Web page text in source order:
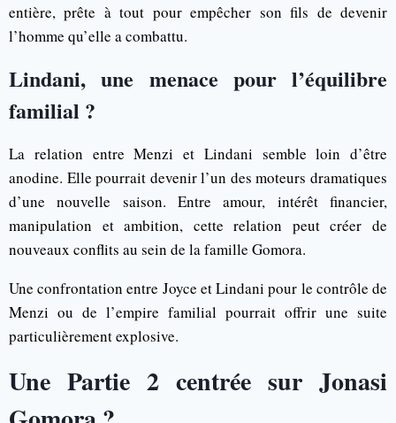
entière, prête à tout pour empêcher son fils de devenir
l’homme qu’elle a combattu.
Lindani, une menace pour l’équilibre
familial ?
La relation entre Menzi et Lindani semble loin d’être
anodine. Elle pourrait devenir l’un des moteurs dramatiques
d’une nouvelle saison. Entre amour, intérêt financier,
manipulation et ambition, cette relation peut créer de
nouveaux conflits au sein de la famille Gomora.
Une confrontation entre Joyce et Lindani pour le contrôle de
Menzi ou de l’empire familial pourrait offrir une suite
particulièrement explosive.
Une Partie 2 centrée sur Jonasi